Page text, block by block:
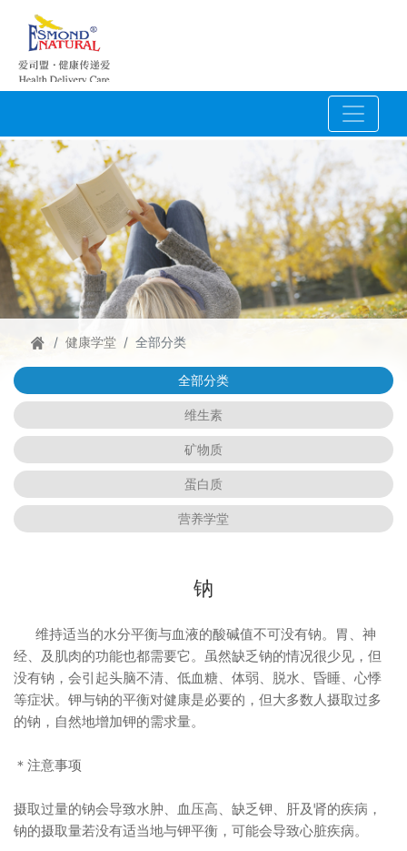
健康学堂 全部分类
全部分类
维生素
矿物质
蛋白质
营养学堂
钠
维持适当的水分平衡与血液的酸碱值不可没有钠。胃、神
经、及肌肉的功能也都需要它。虽然缺乏钠的情况很少见，但
没有钠，会引起头脑不清、低血糖、体弱、脱水、昏睡、心悸
等症状。钾与钠的平衡对健康是必要的，但大多数人摄取过多
的钠，自然地增加钾的需求量。
＊注意事项
摄取过量的钠会导致水肿、血压高、缺乏钾、肝及肾的疾病，
钠的摄取量若没有适当地与钾平衡，可能会导致心脏疾病。